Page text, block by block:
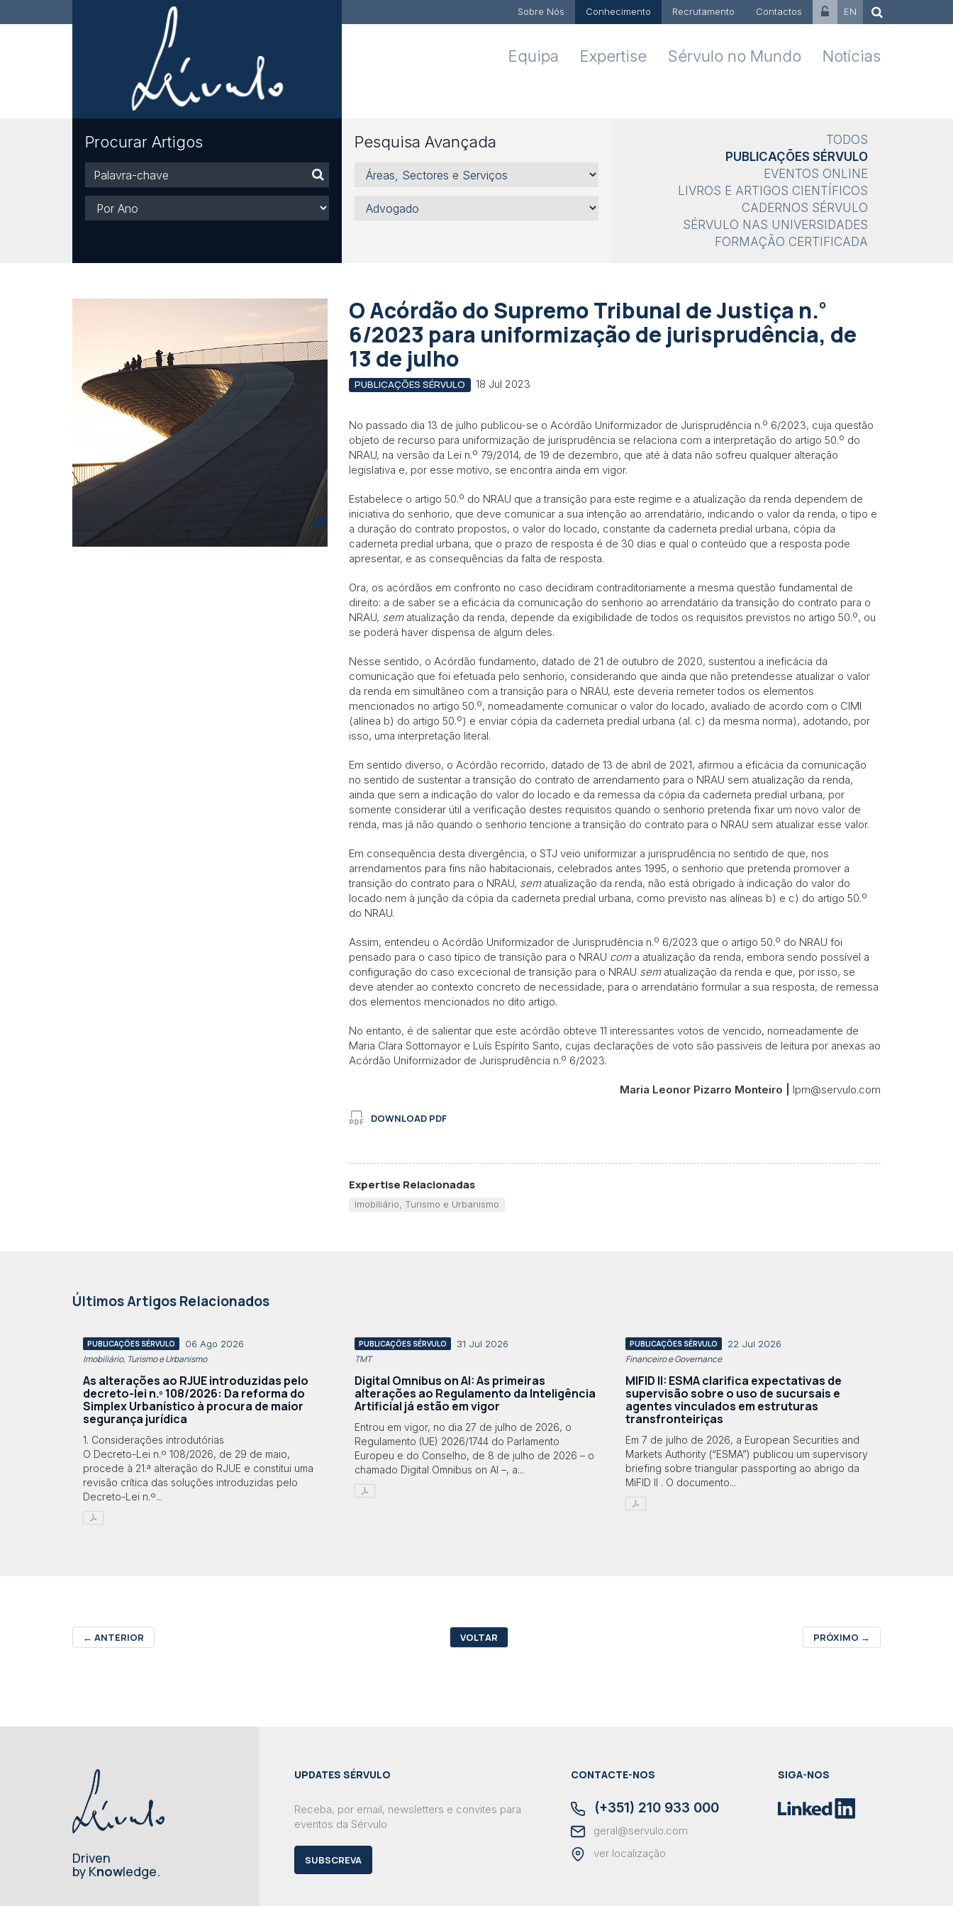
Sobre Nós Conhecimento Recrutamento Contactos EN
Equipa Expertise Sérvulo no Mundo Notícias
Procurar Artigos
Palavra-
chave
Ano
Pesquisa Avançada
Áreas,
Sectores
Serviços
Advogado
TODOS
PUBLICAÇÕES SÉRVULO
EVENTOS ONLINE
LIVROS E ARTIGOS CIENTÍFICOS
CADERNOS SÉRVULO
SÉRVULO NAS UNIVERSIDADES
FORMAÇÃO CERTIFICADA
O Acórdão do Supremo Tribunal de Justiça n.º
6/2023 para uniformização de jurisprudência, de
13 de julho
PUBLICAÇÕES SÉRVULO 18 Jul 2023
No passado dia 13 de julho publicou-se o Acórdão Uniformizador de Jurisprudência n.º 6/2023, cuja questão
objeto de recurso para uniformização de jurisprudência se relaciona com a interpretação do artigo 50.º do
NRAU, na versão da Lei n.º 79/2014, de 19 de dezembro, que até à data não sofreu qualquer alteração
legislativa e, por esse motivo, se encontra ainda em vigor.
Estabelece o artigo 50.º do NRAU que a transição para este regime e a atualização da renda dependem de
iniciativa do senhorio, que deve comunicar a sua intenção ao arrendatário, indicando o valor da renda, o tipo e
a duração do contrato propostos, o valor do locado, constante da caderneta predial urbana, cópia da
caderneta predial urbana, que o prazo de resposta é de 30 dias e qual o conteúdo que a resposta pode
apresentar, e as consequências da falta de resposta.
Ora, os acórdãos em confronto no caso decidiram contraditoriamente a mesma questão fundamental de
direito: a de saber se a eficácia da comunicação do senhorio ao arrendatário da transição do contrato para o
NRAU, sematualização da renda, depende da exigibilidade de todos os requisitos previstos no artigo 50.º, ou
se poderá haver dispensa de algum deles.
Nesse sentido, o Acórdão fundamento, datado de 21 de outubro de 2020, sustentou a ineficácia da
comunicação que foi efetuada pelo senhorio, considerando que ainda que não pretendesse atualizar o valor
da renda em simultâneo com a transição para o NRAU, este deveria remeter todos os elementos
mencionados no artigo 50.º, nomeadamente comunicar o valor do locado, avaliado de acordo com o CIMI
(alínea b) do artigo 50.º) e enviar cópia da caderneta predial urbana (al. c) da mesma norma), adotando, por
isso, uma interpretação literal.
Em sentido diverso, o Acórdão recorrido, datado de 13 de abril de 2021, afirmou a eficácia da comunicação
no sentido de sustentar a transição do contrato de arrendamento para o NRAU sem atualização da renda,
ainda que sem a indicação do valor do locado e da remessa da cópia da caderneta predial urbana, por
somente considerar útil a verificação destes requisitos quando o senhorio pretenda fixar um novo valor de
renda, mas já não quando o senhorio tencione a transição do contrato para o NRAU sem atualizar esse valor.
Em consequência desta divergência, o STJ veio uniformizar a jurisprudência no sentido de que, nos
arrendamentos para fins não habitacionais, celebrados antes 1995, o senhorio que pretenda promover a
transição do contrato para o NRAU, sematualização da renda, não está obrigado à indicação do valor do
locado nem à junção da cópia da caderneta predial urbana, como previsto nas alíneas b) e c) do artigo 50.º
do NRAU.
Assim, entendeu o Acórdão Uniformizador de Jurisprudência n.º 6/2023 que o artigo 50.º do NRAU foi
pensado para o caso típico de transição para o NRAU coma atualização da renda, embora sendo possível a
configuração do caso excecional de transição para o NRAU sematualização da renda e que, por isso, se
deve atender ao contexto concreto de necessidade, para o arrendatário formular a sua resposta, de remessa
dos elementos mencionados no dito artigo.
No entanto, é de salientar que este acórdão obteve 11 interessantes votos de vencido, nomeadamente de
Maria Clara Sottomayor e Luís Espírito Santo, cujas declarações de voto são passiveis de leitura por anexas ao
Acórdão Uniformizador de Jurisprudência n.º 6/2023.
Maria Leonor Pizarro Monteiro | lpm@servulo.com
DOWNLOAD PDF
Expertise Relacionadas
Imobiliário, Turismo e Urbanismo
Últimos Artigos Relacionados
PUBLICAÇÕES SÉRVULO 06 Ago 2026
Imobiliário, Turismo e Urbanismo
As alterações ao RJUE introduzidas pelo
decreto-lei n.º 108/2026: Da reforma do
Simplex Urbanístico à procura de maior
segurança jurídica
1. Considerações introdutórias
O Decreto-Lei n.º 108/2026, de 29 de maio,
procede à 21.ª alteração do RJUE e constitui uma
revisão crítica das soluções introduzidas pelo
Decreto-Lei n.º...
PUBLICAÇÕES SÉRVULO 31 Jul 2026
TMT
Digital Omnibus on AI: As primeiras
alterações ao Regulamento da Inteligência
Artificial já estão em vigor
Entrou em vigor, no dia 27 de julho de 2026, o
Regulamento (UE) 2026/1744 do Parlamento
Europeu e do Conselho, de 8 de julho de 2026 – o
chamado Digital Omnibus on AI –, a...
PUBLICAÇÕES SÉRVULO 22 Jul 2026
Financeiro e Governance
MIFID II: ESMA clarifica expectativas de
supervisão sobre o uso de sucursais e
agentes vinculados em estruturas
transfronteiriças
Em 7 de julho de 2026, a European Securities and
Markets Authority (“ESMA”) publicou um supervisory
briefing sobre triangular passporting ao abrigo da
MiFID II . O documento...
← ANTERIOR VOLTAR PRÓXIMO →
Driven
by Knowledge.
UPDATES SÉRVULO
Receba, por email, newsletters e convites para
eventos da Sérvulo
SUBSCREVA
CONTACTE-NOS
(+351) 210 933 000
geral@servulo.com
ver localização
SIGA-NOS